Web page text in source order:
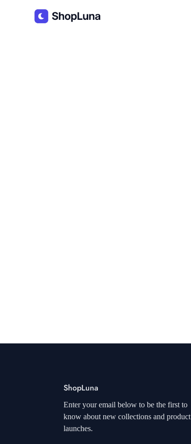
ShopLuna
Enter your email below to be the first to
know about new collections and product
launches.